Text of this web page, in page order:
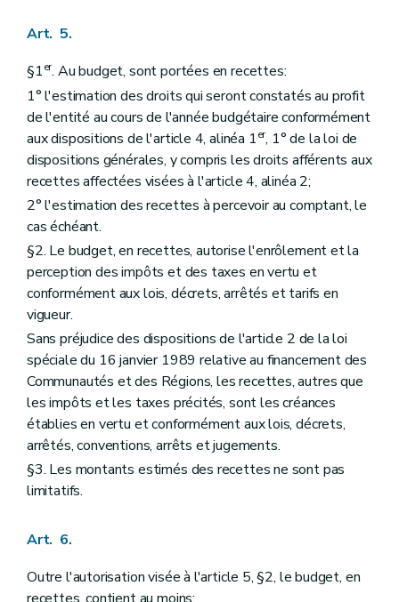
Art. 5.
§1er. Au budget, sont portées en recettes:
1° l'estimation des droits qui seront constatés au profit
de l'entité au cours de l'année budgétaire conformément
aux dispositions de l'article 4, alinéa 1er, 1° de la loi de
dispositions générales, y compris les droits afférents aux
recettes affectées visées à l'article 4, alinéa 2;
2° l'estimation des recettes à percevoir au comptant, le
cas échéant.
§2. Le budget, en recettes, autorise l'enrôlement et la
perception des impôts et des taxes en vertu et
conformément aux lois, décrets, arrêtés et tarifs en
vigueur.
Sans préjudice des dispositions de l'article 2 de la loi
spéciale du 16 janvier 1989 relative au financement des
Communautés et des Régions, les recettes, autres que
les impôts et les taxes précités, sont les créances
établies en vertu et conformément aux lois, décrets,
arrêtés, conventions, arrêts et jugements.
§3. Les montants estimés des recettes ne sont pas
limitatifs.
Art. 6.
Outre l'autorisation visée à l'article 5, §2, le budget, en
recettes, contient au moins: